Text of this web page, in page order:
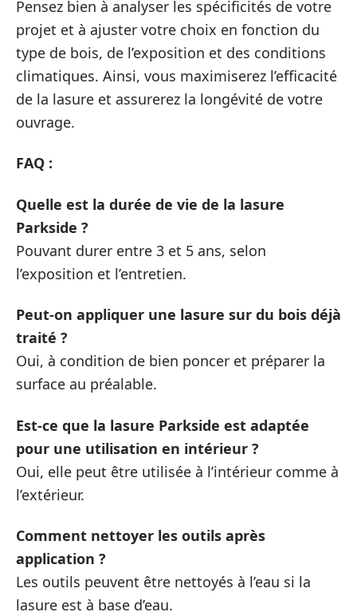
Pensez bien à analyser les spécificités de votre
projet et à ajuster votre choix en fonction du
type de bois, de l’exposition et des conditions
climatiques. Ainsi, vous maximiserez l’efficacité
de la lasure et assurerez la longévité de votre
ouvrage.
FAQ :
Quelle est la durée de vie de la lasure
Parkside ?
Pouvant durer entre 3 et 5 ans, selon
l’exposition et l’entretien.
Peut-on appliquer une lasure sur du bois déjà
traité ?
Oui, à condition de bien poncer et préparer la
surface au préalable.
Est-ce que la lasure Parkside est adaptée
pour une utilisation en intérieur ?
Oui, elle peut être utilisée à l’intérieur comme à
l’extérieur.
Comment nettoyer les outils après
application ?
Les outils peuvent être nettoyés à l’eau si la
lasure est à base d’eau.